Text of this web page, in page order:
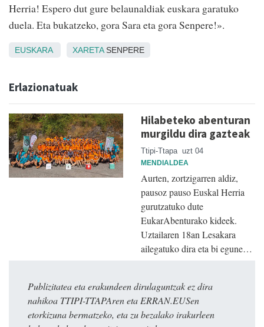
Herria! Espero dut gure belaunaldiak euskara garatuko
duela. Eta bukatzeko, gora Sara eta gora Senpere!».
EUSKARA XARETASENPERE
Erlazionatuak
Hilabeteko abenturan
murgildu dira gazteak
Ttipi-Ttapa uzt 04
MENDIALDEA
Aurten, zortzigarren aldiz,
pausoz pauso Euskal Herria
gurutzatuko dute
EukarAbenturako kideek.
Uztailaren 18an Lesakara
ailegatuko dira eta bi egune…
Publizitatea eta erakundeen dirulaguntzak ez dira
nahikoa TTIPI-TTAPAren eta ERRAN.EUSen
etorkizuna bermatzeko, eta zu bezalako irakurleen